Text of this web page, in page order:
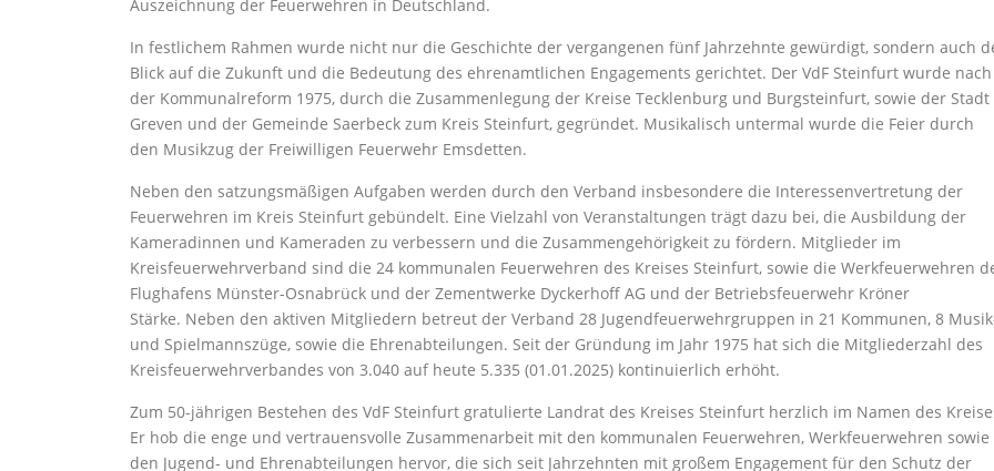
Auszeichnung der Feuerwehren in Deutschland.
In festlichem Rahmen wurde nicht nur die Geschichte der vergangenen fünf Jahrzehnte gewürdigt, sondern auch
Blick auf die Zukunft und die Bedeutung des ehrenamtlichen Engagements gerichtet. Der VdF Steinfurt wurde nach
der Kommunalreform 1975, durch die Zusammenlegung der Kreise Tecklenburg und Burgsteinfurt, sowie der Stadt
Greven und der Gemeinde Saerbeck zum Kreis Steinfurt, gegründet. Musikalisch untermal wurde die Feier durch
den Musikzug der Freiwilligen Feuerwehr Emsdetten.
Neben den satzungsmäßigen Aufgaben werden durch den Verband insbesondere die Interessenvertretung der
Feuerwehren im Kreis Steinfurt gebündelt. Eine Vielzahl von Veranstaltungen trägt dazu bei, die Ausbildung der
Kameradinnen und Kameraden zu verbessern und die Zusammengehörigkeit zu fördern. Mitglieder im
Kreisfeuerwehrverband sind die 24 kommunalen Feuerwehren des Kreises Steinfurt, sowie die Werkfeuerwehren
Flughafens Münster-Osnabrück und der Zementwerke Dyckerhoff AG und der Betriebsfeuerwehr Kröner
Stärke. Neben den aktiven Mitgliedern betreut der Verband 28 Jugendfeuerwehrgruppen in 21 Kommunen, 8
und Spielmannszüge, sowie die Ehrenabteilungen. Seit der Gründung im Jahr 1975 hat sich die Mitgliederzahl des
Kreisfeuerwehrverbandes von 3.040 auf heute 5.335 (01.01.2025) kontinuierlich erhöht.
Zum 50-jährigen Bestehen des VdF Steinfurt gratulierte Landrat des Kreises Steinfurt herzlich im Namen des
Er hob die enge und vertrauensvolle Zusammenarbeit mit den kommunalen Feuerwehren, Werkfeuerwehren sowie
den Jugend- und Ehrenabteilungen hervor, die sich seit Jahrzehnten mit großem Engagement für den Schutz der